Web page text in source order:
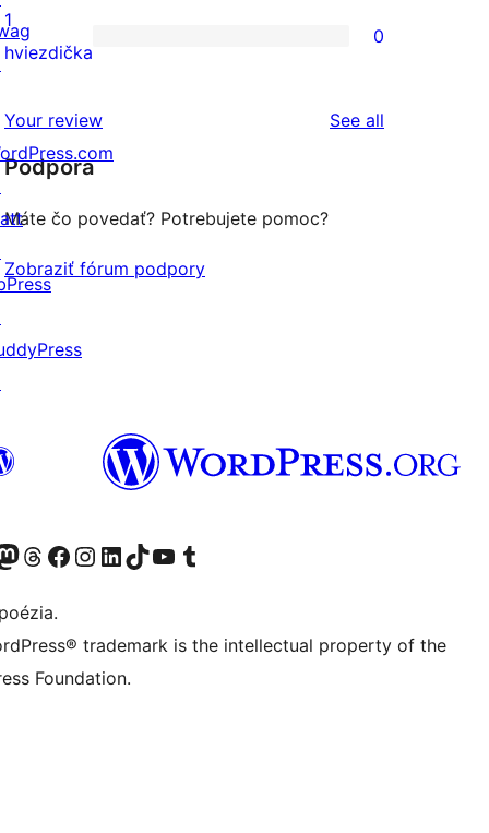
3-
hviezdičkovým
recenzií
s
hviezdičkovým
hodnotením
0
s
1-
hviezdičkovým
hodnotením
1
hviezdička
0
Your review See all
Podpora
Máte čo povedať? Potrebujete pomoc?
Zobraziť fórum podpory
Twitter)
na platforme Bluesky
náš účet na Mastodone
Navštívte náš účet na platforme Threads
Navštívte našu stránku na Facebooku
Navštívte náš účet Instagram
Navštívte náš účet LinkedIn
Navštívte náš účet na platforme TikTok
Navštívte náš kanál YouTube
Navštívte náš účet na platforme Tumblr
trademark is the intellectual property of the
Foundation.